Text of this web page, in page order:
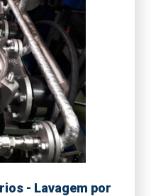
- Lavagem por